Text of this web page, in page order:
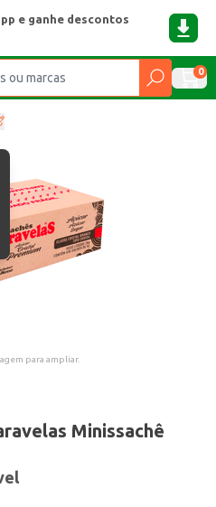
e ganhe descontos
0
para ampliar.
Minissachê